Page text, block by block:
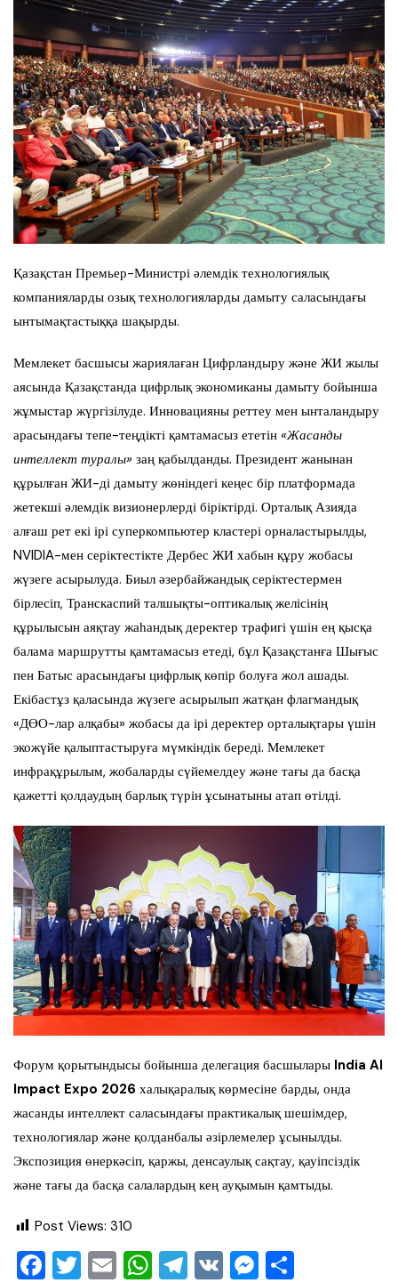
Қазақстан Премьер-Министрі әлемдік технологиялық
компанияларды озық технологияларды дамыту саласындағы
ынтымақтастыққа шақырды.
Мемлекет басшысы жариялаған Цифрландыру және ЖИ жылы
аясында Қазақстанда цифрлық экономиканы дамыту бойынша
жұмыстар жүргізілуде. Инновацияны реттеу мен ынталандыру
арасындағы тепе-теңдікті қамтамасыз ететін «Жасанды
интеллект туралы» заң қабылданды. Президент жанынан
құрылған ЖИ-ді дамыту жөніндегі кеңес бір платформада
жетекші әлемдік визионерлерді біріктірді. Орталық Азияда
алғаш рет екі ірі суперкомпьютер кластері орналастырылды,
NVIDIA-мен серіктестікте Дербес ЖИ хабын құру жобасы
жүзеге асырылуда. Биыл әзербайжандық серіктестермен
бірлесіп, Транскаспий талшықты-оптикалық желісінің
құрылысын аяқтау жаһандық деректер трафигі үшін ең қысқа
балама маршрутты қамтамасыз етеді, бұл Қазақстанға Шығыс
пен Батыс арасындағы цифрлық көпір болуға жол ашады.
Екібастұз қаласында жүзеге асырылып жатқан флагмандық
«ДӨО-лар алқабы» жобасы да ірі деректер орталықтары үшін
экожүйе қалыптастыруға мүмкіндік береді. Мемлекет
инфрақұрылым, жобаларды сүйемелдеу және тағы да басқа
қажетті қолдаудың барлық түрін ұсынатыны атап өтілді.
Форум қорытындысы бойынша делегация басшылары India AI
Impact Expo 2026 халықаралық көрмесіне барды, онда
жасанды интеллект саласындағы практикалық шешімдер,
технологиялар және қолданбалы әзірлемелер ұсынылды.
Экспозиция өнеркәсіп, қаржы, денсаулық сақтау, қауіпсіздік
және тағы да басқа салалардың кең ауқымын қамтыды.
Post Views: 310
F T E W T V M